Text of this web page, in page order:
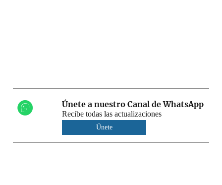
Únete a nuestro Canal de WhatsApp
Recibe todas las actualizaciones
Únete